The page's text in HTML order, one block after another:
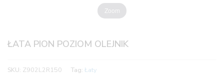
Zoom
ŁATA PION POZIOM OLEJNIK
SKU: Z902L2R150 Tag: Łaty